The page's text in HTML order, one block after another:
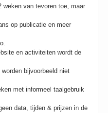
weken van tevoren toe, maar
op publicatie en meer
en activiteiten wordt de
bijvoorbeeld niet
met informeel taalgebruik
data, tijden & prijzen in de